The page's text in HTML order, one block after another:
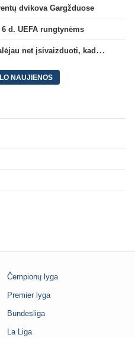
dvikova Gargžduose
d. UEFA rungtynėms
M. Capanas: „Prieš pusmetį negalėjau net įsivaizduoti, kad žaisime prieš „Hajduk“
NAUJIENOS
Čempionų lyga
Premier lyga
Bundesliga
La Liga